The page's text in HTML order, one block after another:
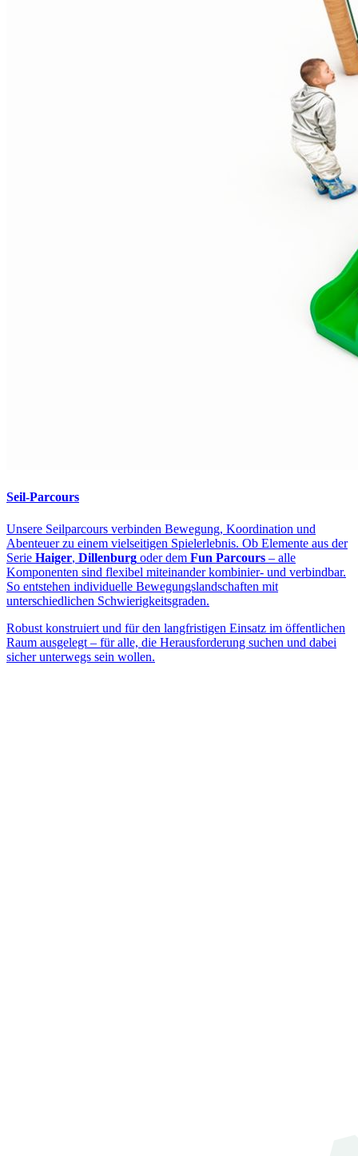
Seil-Parcours
Unsere Seilparcours verbinden Bewegung, Koordination und
Abenteuer zu einem vielseitigen Spielerlebnis. Ob Elemente aus der
Serie Haiger, Dillenburg oder dem Fun Parcours – alle
Komponenten sind flexibel miteinander kombinier- und verbindbar.
So entstehen individuelle Bewegungslandschaften mit
unterschiedlichen Schwierigkeitsgraden.
Robust konstruiert und für den langfristigen Einsatz im öffentlichen
Raum ausgelegt – für alle, die Herausforderung suchen und dabei
sicher unterwegs sein wollen.